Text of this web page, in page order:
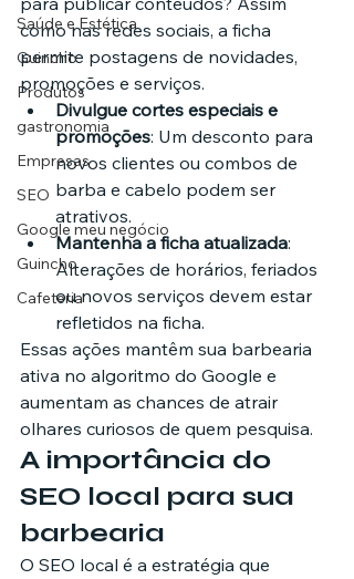
Saúde e Estética
Guincho
Produtos
gastronomia
Empresas
SEO
Google meu negócio
Guincho
Cafeteria
como nas redes sociais, a ficha
permite postagens de novidades,
promoções e serviços.
Divulgue cortes especiais e
promoções: Um desconto para
novos clientes ou combos de
barba e cabelo podem ser
atrativos.
Mantenha a ficha atualizada:
Alterações de horários, feriados
ou novos serviços devem estar
refletidos na ficha.
Essas ações mantêm sua barbearia
ativa no algoritmo do Google e
aumentam as chances de atrair
olhares curiosos de quem pesquisa.
A importância do
SEO local para sua
barbearia
O SEO local é a estratégia que